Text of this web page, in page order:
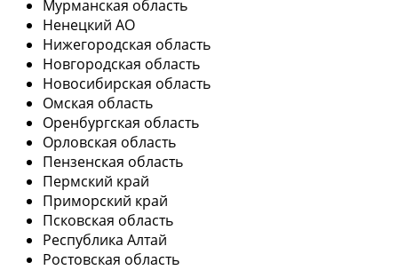
Мурманская область
Ненецкий АО
Нижегородская область
Новгородская область
Новосибирская область
Омская область
Оренбургская область
Орловская область
Пензенская область
Пермский край
Приморский край
Псковская область
Республика Алтай
Ростовская область